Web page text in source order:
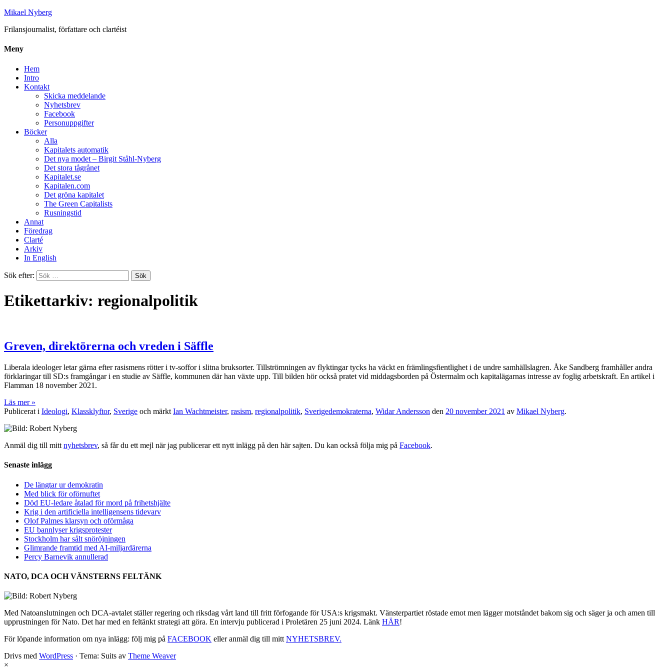
Mikael Nyberg
Frilansjournalist, författare och clartéist
Meny
Hem
Intro
Kontakt
Skicka meddelande
Nyhetsbrev
Facebook
Personuppgifter
Böcker
Alla
Kapitalets automatik
Det nya modet – Birgit Ståhl-Nyberg
Det stora tågrånet
Kapitalet.se
Kapitalen.com
Det gröna kapitalet
The Green Capitalists
Rusningstid
Annat
Föredrag
Clarté
Arkiv
In English
Sök efter:
Etikettarkiv: regionalpolitik
Greven, direktörerna och vreden i Säffle
Liberala ideologer letar gärna efter rasismens rötter i tv-soffor i slitna bruksorter. Tillströmningen av flyktingar tycks ha väckt en främlingsfientlighet i de undre samhällslagren. Åke Sandberg framhåller andra
förklaringar till SD:s framgångar i en studie av Säffle, kommunen där han växte upp. Till bilden hör också pratet vid middagsborden på Östermalm och kapitalägarnas intresse av foglig arbetskraft. En artikel i
Flamman 18 november 2021.
Läs mer »
Publicerat i Ideologi, Klassklyftor, Sverige och märkt Ian Wachtmeister, rasism, regionalpolitik, Sverigedemokraterna, Widar Andersson den 20 november 2021 av Mikael Nyberg.
Anmäl dig till mitt nyhetsbrev, så får du ett mejl när jag publicerar ett nytt inlägg på den här sajten. Du kan också följa mig på Facebook.
Senaste inlägg
De längtar ur demokratin
Med blick för oförnuftet
Död EU-ledare åtalad för mord på frihetshjälte
Krig i den artificiella intelligensens tidevarv
Olof Palmes klarsyn och oförmåga
EU bannlyser krigsprotester
Stockholm har sålt snöröjningen
Glimrande framtid med AI-miljardärerna
Percy Barnevik annullerad
NATO, DCA OCH VÄNSTERNS FELTÄNK
Med Natoanslutningen och DCA-avtalet ställer regering och riksdag vårt land till fritt förfogande för USA:s krigsmakt. Vänsterpartiet röstade emot men lägger motståndet bakom sig och säger ja och amen till
upprustningen för Nato. Det har med en feltänkt strategi att göra. En intervju publicerad i Proletären 25 juni 2024. Länk HÄR!
För löpande information om nya inlägg: följ mig på FACEBOOK eller anmäl dig till mitt NYHETSBREV.
Drivs med WordPress · Tema: Suits av Theme Weaver
×